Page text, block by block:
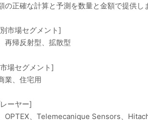
の正確な計算と予測を数量と金額で提供
市場セグメント]
再帰反射型、拡散型
場セグメント]
業、住宅用
ーヤー]
OPTEX、Telemecanique Sensors、